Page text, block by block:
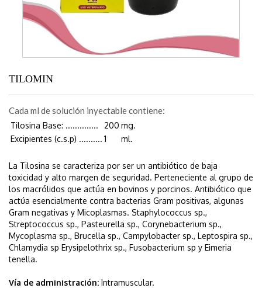
TILOMIN
Cada ml de solución inyectable contiene:
Tilosina Base: .............. 200 mg.
Excipientes (c.s.p) .......... 1 ml.
La Tilosina se caracteriza por ser un antibiótico de baja
toxicidad y alto margen de seguridad. Perteneciente al grupo de
los macrólidos que actúa en bovinos y porcinos. Antibiótico que
actúa esencialmente contra bacterias Gram positivas, algunas
Gram negativas y Micoplasmas. Staphylococcus sp.,
Streptococcus sp., Pasteurella sp., Corynebacterium sp.,
Mycoplasma sp., Brucella sp., Campylobacter sp., Leptospira sp.,
Chlamydia sp Erysipelothrix sp., Fusobacterium sp y Eimeria
tenella.
Vía de administración: Intramuscular.